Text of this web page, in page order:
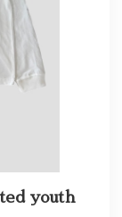
youth